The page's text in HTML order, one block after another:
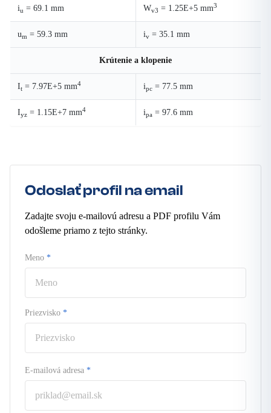
iu = 69.1 mm Wv3 = 1.25E+5 mm3
um = 59.3 mm iv = 35.1 mm
Krútenie a klopenie
It = 7.97E+5 mm4 ipc = 77.5 mm
Iyz = 1.15E+7 mm4 ipa = 97.6 mm
Odoslať profil na email
Zadajte svoju e-mailovú adresu a PDF profilu Vám
odošleme priamo z tejto stránky.
Meno *
Priezvisko *
E-mailová adresa *